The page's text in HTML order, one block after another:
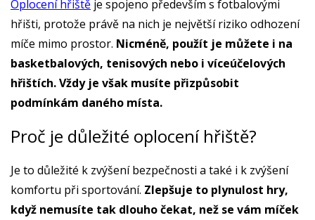
Oplocení hřiště je spojeno především s fotbalovými
hřišti, protože právě na nich je největší riziko odhození
míče mimo prostor. Nicméně, použít je můžete i na
basketbalových, tenisových nebo i víceúčelových
hřištích. Vždy je však musíte přizpůsobit
podmínkám daného místa.
Proč je důležité oplocení hřiště?
Je to důležité k zvýšení bezpečnosti a také i k zvýšení
komfortu při sportování. Zlepšuje to plynulost hry,
když nemusíte tak dlouho čekat, než se vám míček